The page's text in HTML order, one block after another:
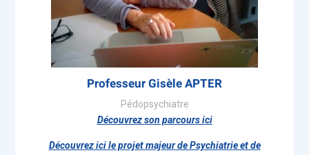
Professeur Gisèle APTER
Pédopsychiatre
Découvrez son parcours ici
Découvrez ici le projet majeur de Psychiatrie et de